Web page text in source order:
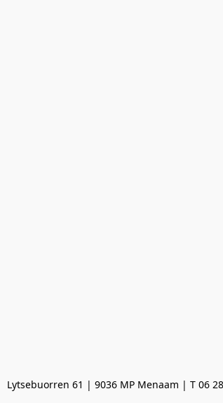
Lytsebuorren 61 | 9036 MP Menaam | T 06